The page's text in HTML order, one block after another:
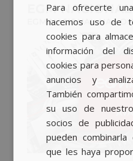
EGM
EGM NACIONAL,
Para ofrecerte
hacemos uso de
cookies para
información del
cookies para
anuncios y
También
su uso de
socios de
pueden
que les haya